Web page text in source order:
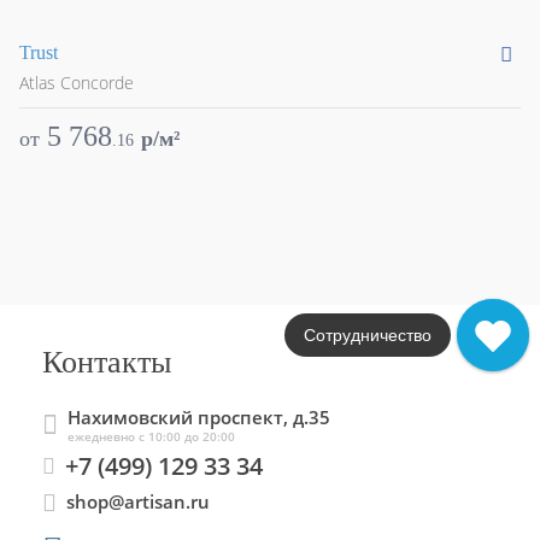
Trust
Atlas Concorde
от 5 768.16 p/м²
Контакты
Нахимовский проспект, д.35
ежедневно с 10:00 до 20:00
+7 (499) 129 33 34
shop@artisan.ru
Сотрудничество